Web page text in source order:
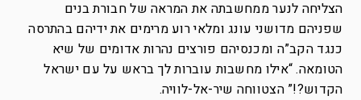
הצליחה לנער ממחשבתה את המראה של חבורת בנים
שפניהם מדושני עונג ומלאי רוע מרימים את ידיהם בהתרסה
כנגד הקב”ה ומכנסיהם פורצים נהרות אדומים של שיא
הטומאה. “אילו מחשבות עוברות לך בראש על עם ישראל
הקדוש?!” הצטווחה שיר-אל-לוויה.